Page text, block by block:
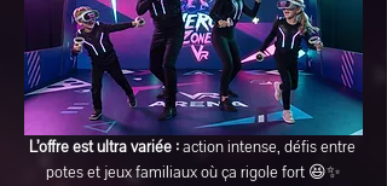
L’offre est ultra variée : action intense, défis entre
potes et jeux familiaux où ça rigole fort 😆✨